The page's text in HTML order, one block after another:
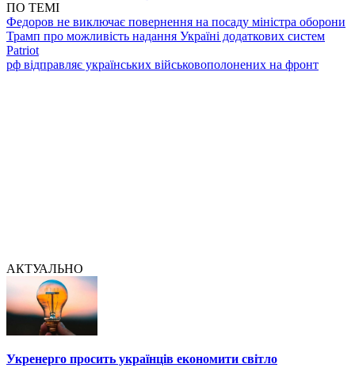
ПО ТЕМІ
Федоров не виключає повернення на посаду міністра оборони
Трамп про можливість надання Україні додаткових систем
Patriot
рф відправляє українських військовополонених на фронт
АКТУАЛЬНО
Укренерго просить українців економити світло